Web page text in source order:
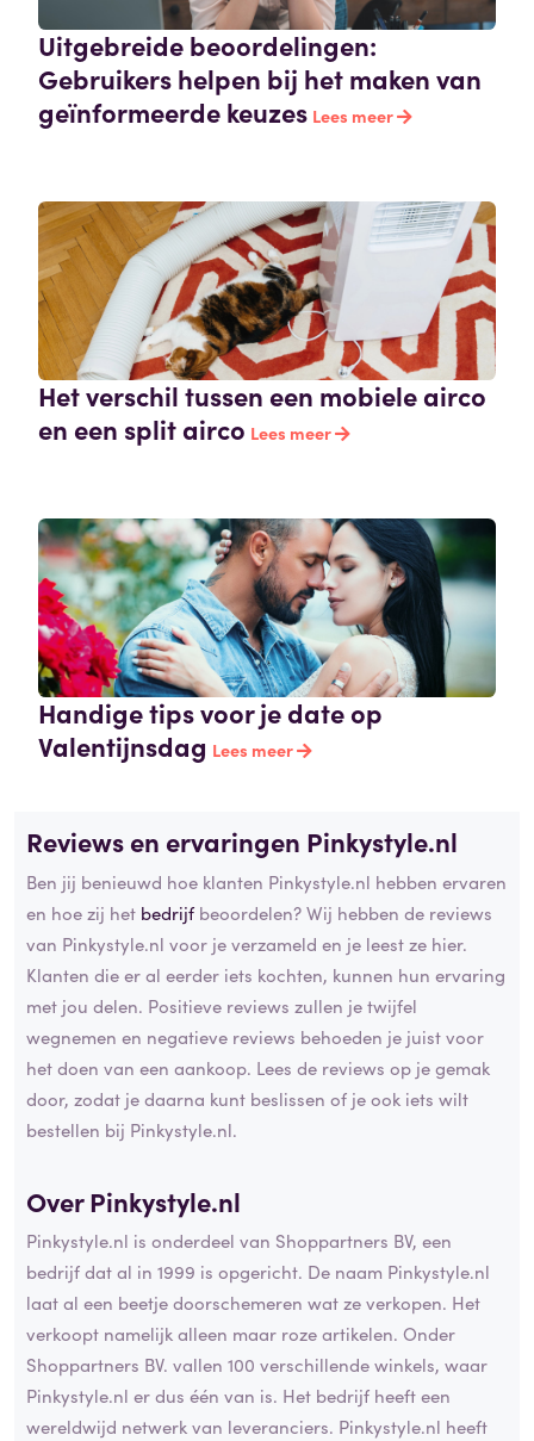
Uitgebreide beoordelingen:
Gebruikers helpen bij het maken van
geïnformeerde keuzes Lees meer
Het verschil tussen een mobiele airco
en een split airco Lees meer
Handige tips voor je date op
Valentijnsdag Lees meer
Reviews en ervaringen Pinkystyle.nl
Ben jij benieuwd hoe klanten Pinkystyle.nl hebben ervaren
en hoe zij het bedrijf beoordelen? Wij hebben de reviews
van Pinkystyle.nl voor je verzameld en je leest ze hier.
Klanten die er al eerder iets kochten, kunnen hun ervaring
met jou delen. Positieve reviews zullen je twijfel
wegnemen en negatieve reviews behoeden je juist voor
het doen van een aankoop. Lees de reviews op je gemak
door, zodat je daarna kunt beslissen of je ook iets wilt
bestellen bij Pinkystyle.nl.
Over Pinkystyle.nl
Pinkystyle.nl is onderdeel van Shoppartners BV, een
bedrijf dat al in 1999 is opgericht. De naam Pinkystyle.nl
laat al een beetje doorschemeren wat ze verkopen. Het
verkoopt namelijk alleen maar roze artikelen. Onder
Shoppartners BV. vallen 100 verschillende winkels, waar
Pinkystyle.nl er dus één van is. Het bedrijf heeft een
wereldwijd netwerk van leveranciers. Pinkystyle.nl heeft